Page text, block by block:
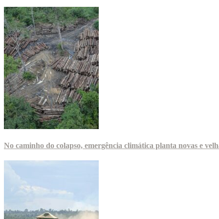
No caminho do colapso, emergência climática planta novas e